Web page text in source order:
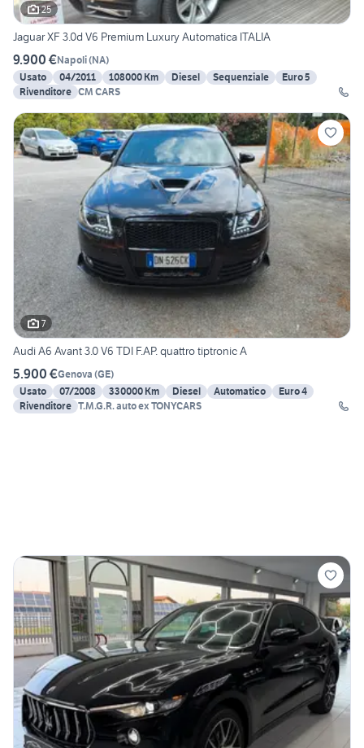
25
Jaguar XF 3.0d V6 Premium Luxury Automatica ITALIA
9.900 €Napoli(NA)
Usato
04/2011 108000 Km Diesel Sequenziale
Euro 5
Rivenditore CM CARS
7
Audi A6 Avant 3.0 V6 TDI F.AP. quattro tiptronic A
5.900 €Genova (GE)
Usato
07/2008 330000 Km Diesel Automatico
Euro 4
Rivenditore T.M.G.R. auto ex TONYCARS